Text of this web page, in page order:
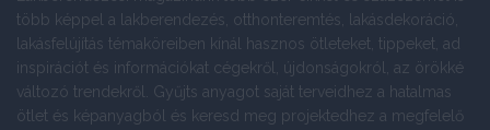
több képpel a lakberendezés, otthonteremtés, lakásdekoráció,
lakásfelújítás témaköreiben kínál hasznos ötleteket, tippeket, ad
inspirációt és információkat cégekről, újdonságokról, az örökké
változó trendekről. Gyűjts anyagot saját terveidhez a hatalmas
ötlet és képanyagból és keresd meg projektedhez a megfelelő